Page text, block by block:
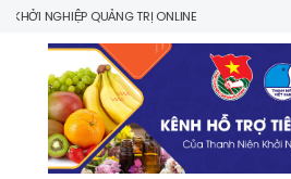
NGHIỆP QUẢNG TRỊ ONLINE